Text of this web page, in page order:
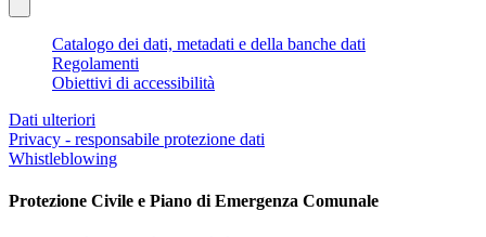
Catalogo dei dati, metadati e della banche dati
Regolamenti
Obiettivi di accessibilità
Dati ulteriori
Privacy - responsabile protezione dati
Whistleblowing
Protezione Civile e Piano di Emergenza Comunale